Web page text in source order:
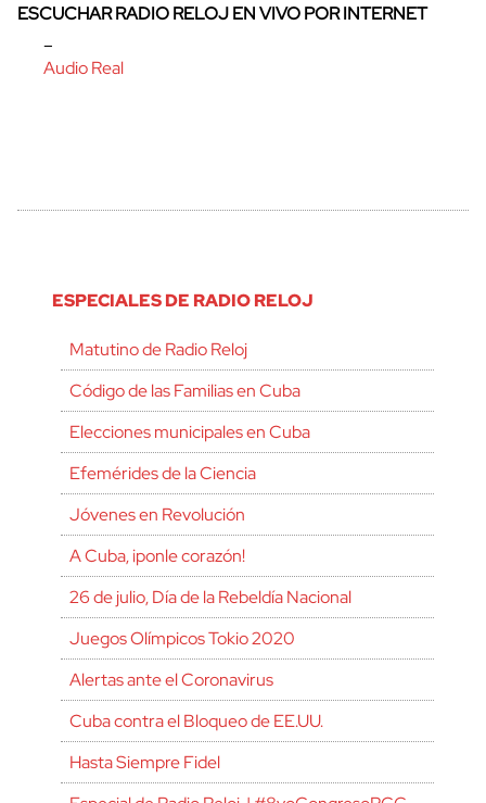
ESCUCHAR RADIO RELOJ EN VIVO POR INTERNET
–
Audio Real
ESPECIALES DE RADIO RELOJ
Matutino de Radio Reloj
Código de las Familias en Cuba
Elecciones municipales en Cuba
Efemérides de la Ciencia
Jóvenes en Revolución
A Cuba, ¡ponle corazón!
26 de julio, Día de la Rebeldía Nacional
Juegos Olímpicos Tokio 2020
Alertas ante el Coronavirus
Cuba contra el Bloqueo de EE.UU.
Hasta Siempre Fidel